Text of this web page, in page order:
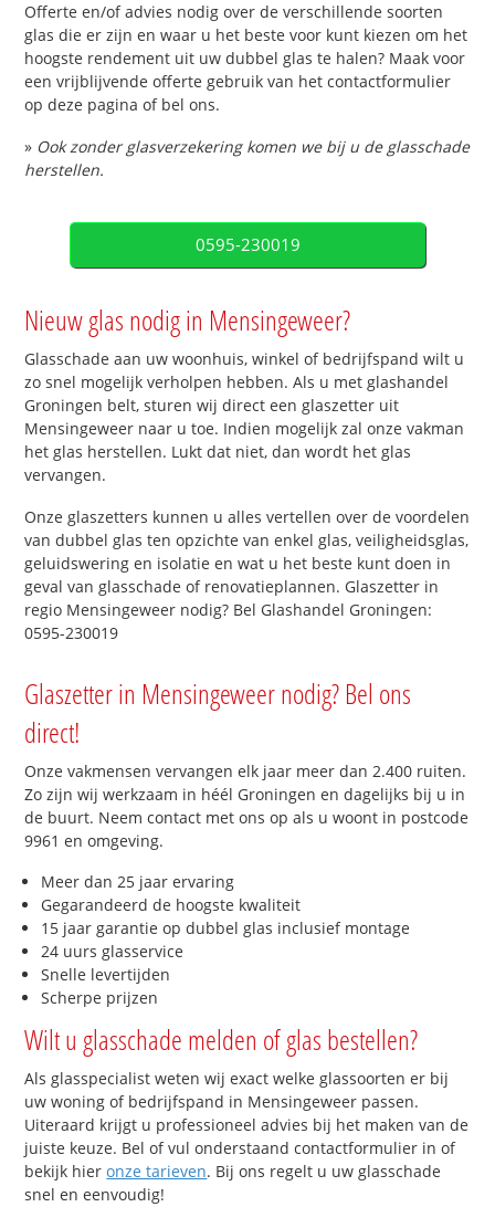
Offerte en/of advies nodig over de verschillende soorten
glas die er zijn en waar u het beste voor kunt kiezen om het
hoogste rendement uit uw dubbel glas te halen? Maak voor
een vrijblijvende offerte gebruik van het contactformulier
op deze pagina of bel ons.
» Ook zonder glasverzekering komen we bij u de glasschade
herstellen.
0595-230019
Nieuw glas nodig in Mensingeweer?
Glasschade aan uw woonhuis, winkel of bedrijfspand wilt u
zo snel mogelijk verholpen hebben. Als u met glashandel
Groningen belt, sturen wij direct een glaszetter uit
Mensingeweer naar u toe. Indien mogelijk zal onze vakman
het glas herstellen. Lukt dat niet, dan wordt het glas
vervangen.
Onze glaszetters kunnen u alles vertellen over de voordelen
van dubbel glas ten opzichte van enkel glas, veiligheidsglas,
geluidswering en isolatie en wat u het beste kunt doen in
geval van glasschade of renovatieplannen. Glaszetter in
regio Mensingeweer nodig? Bel Glashandel Groningen:
0595-230019
Glaszetter in Mensingeweer nodig? Bel ons
direct!
Onze vakmensen vervangen elk jaar meer dan 2.400 ruiten.
Zo zijn wij werkzaam in héél Groningen en dagelijks bij u in
de buurt. Neem contact met ons op als u woont in postcode
9961 en omgeving.
Meer dan 25 jaar ervaring
Gegarandeerd de hoogste kwaliteit
15 jaar garantie op dubbel glas inclusief montage
24 uurs glasservice
Snelle levertijden
Scherpe prijzen
Wilt u glasschade melden of glas bestellen?
Als glasspecialist weten wij exact welke glassoorten er bij
uw woning of bedrijfspand in Mensingeweer passen.
Uiteraard krijgt u professioneel advies bij het maken van de
juiste keuze. Bel of vul onderstaand contactformulier in of
bekijk hieronze tarieven. Bij ons regelt u uw glasschade
snel en eenvoudig!